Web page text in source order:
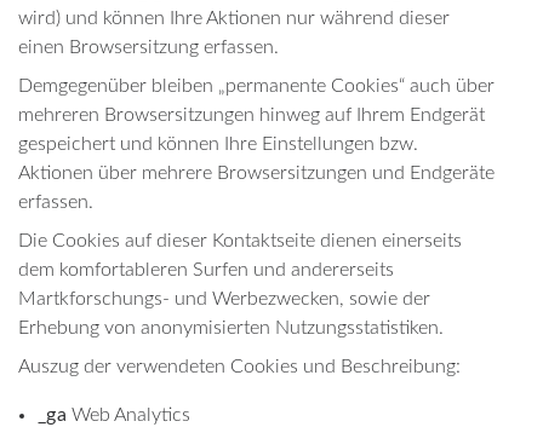
wird) und können Ihre Aktionen nur während dieser
einen Browsersitzung erfassen.
Demgegenüber bleiben „permanente Cookies“ auch über
mehreren Browsersitzungen hinweg auf Ihrem Endgerät
gespeichert und können Ihre Einstellungen bzw.
Aktionen über mehrere Browsersitzungen und Endgeräte
erfassen.
Die Cookies auf dieser Kontaktseite dienen einerseits
dem komfortableren Surfen und andererseits
Martkforschungs- und Werbezwecken, sowie der
Erhebung von anonymisierten Nutzungsstatistiken.
Auszug der verwendeten Cookies und Beschreibung:
_ga Web Analytics